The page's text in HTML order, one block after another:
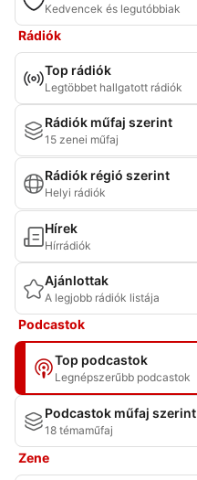
Kedvencek és legutóbbiak
Rádiók
Top rádiók
Legtöbbet hallgatott rádiók
Rádiók műfaj szerint
15 zenei műfaj
Rádiók régió szerint
Helyi rádiók
Hírek
Hírrádiók
Ajánlottak
A legjobb rádiók listája
Podcastok
Top podcastok
Legnépszerűbb podcastok
Podcastok műfaj szerint
18 témaműfaj
Zene